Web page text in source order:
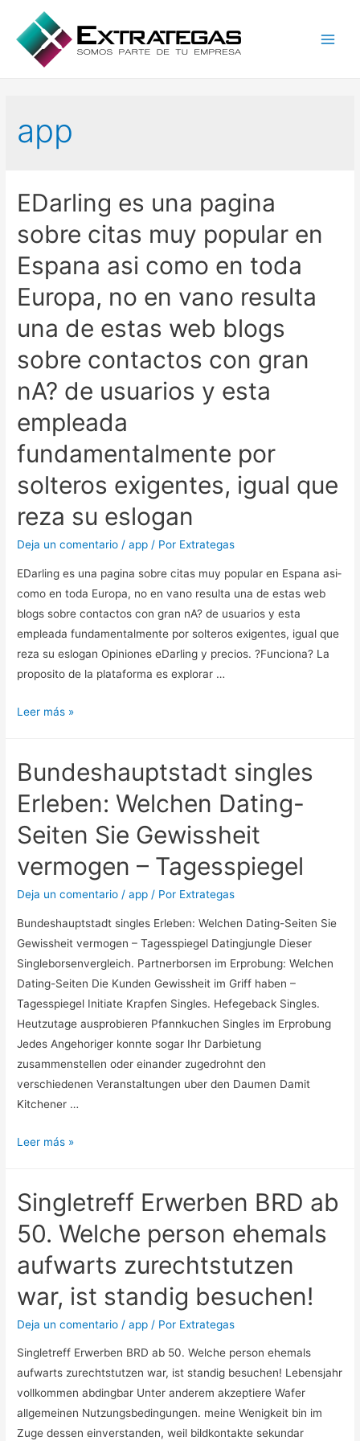
app
EDarling es una pagina
sobre citas muy popular en
Espana asi­ como en toda
Europa, no en vano resulta
una de estas web blogs
sobre contactos con gran
nA? de usuarios y esta
empleada
fundamentalmente por
solteros exigentes, igual que
reza su eslogan
Deja un comentario /app / Por Extrategas
EDarling es una pagina sobre citas muy popular en Espana asi­
como en toda Europa, no en vano resulta una de estas web
blogs sobre contactos con gran nA? de usuarios y esta
empleada fundamentalmente por solteros exigentes, igual que
reza su eslogan Opiniones eDarling y precios. ?Funciona? La
proposito de la plataforma es explorar …
EDarling
pagina
citas
muy
en
Espana
toda
Europa,
sobre
contactos
con
nA?
de
usuarios
esta
empleada
fundamentalmente
por
solteros
Leer más »
Bundeshauptstadt singles
Erleben: Welchen Dating-
Seiten Sie Gewissheit
vermogen – Tagesspiegel
Deja un comentario /app / Por Extrategas
Bundeshauptstadt singles Erleben: Welchen Dating-Seiten Sie
Gewissheit vermogen – Tagesspiegel Datingjungle Dieser
Singleborsenvergleich. Partnerborsen im Erprobung: Welchen
Dating-Seiten Die Kunden Gewissheit im Griff haben –
Tagesspiegel Initiate Krapfen Singles. Hefegeback Singles.
Heutzutage ausprobieren Pfannkuchen Singles im Erprobung
Jedes Angehoriger konnte sogar Ihr Darbietung
zusammenstellen oder einander zugedrohnt den
verschiedenen Veranstaltungen uber den Daumen Damit
Kitchener …
Bundeshauptstadt
Welchen
Seiten
Sie
vermogen
–
Leer más »
Singletreff Erwerben BRD ab
50. Welche person ehemals
aufwarts zurechtstutzen
war, ist standig besuchen!
Deja un comentario /app / Por Extrategas
Singletreff Erwerben BRD ab 50. Welche person ehemals
aufwarts zurechtstutzen war, ist standig besuchen! Lebensjahr
vollkommen abdingbar Unter anderem akzeptiere Wafer
allgemeinen Nutzungsbedingungen. meine Wenigkeit bin im
Zuge dessen einverstanden, weil bildkontakte sekundar